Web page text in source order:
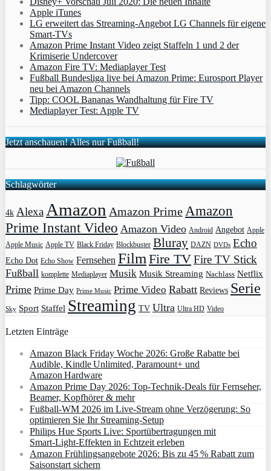
Apple iTunes
LG erweitert das Streaming-Angebot LG Channels für eigene
Smart-TVs
Amazon Prime Instant Video zeigt Staffeln 1 und 2 der
Krimiserie Undercover
Amazon Fire TV: Mediaplayer Test
Fußball Bundesliga live bei Amazon Prime: Eurosport Player
neu bei Amazon Channels
Tipp: COOL Bananas Wandhaltung für Fire TV
Mediaplayer Test: Apple TV
Jetzt anschauen! Alles nur Fußball!
Schlagwörter
4k AlexaAmazon Amazon PrimeAmazon
Prime Instant Video Amazon Video Android Angebot Apple
Apple Music Apple TV Black Friday Blockbuster Bluray DAZN DVDs Echo
Echo Dot Echo Show Fernsehen FilmFire TVFire TV Stick
Fußball komplette Mediaplayer Musik Musik Streaming Nachlass Netflix
Prime Prime Day Prime Music Prime Video Rabatt Reviews Serie
Sky Sport Staffel Streaming TV Ultra Ultra HD Video
Letzten Einträge
Amazon Black Friday Woche 2026: Große Rabatte bei
Audible, Kindle Unlimited, Paramount+ und
Amazon Hardware
Amazon Prime Day 2026: Top-Technik-Deals für Fernseher,
Beamer, Kopfhörer & mehr
Fußball-WM 2026 im Live-Stream ohne Verzögerung: So
optimieren Sie Ihr Streaming-Setup
Philips Hue Sports Live: Sportübertragungen mit
Smart‑Light‑Effekten in Echtzeit erleben
Amazon Frühlingsangebote 2026: Bis zu 45 % Rabatt zum
Saisonstart sichern